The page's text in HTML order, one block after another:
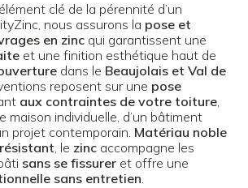
clé de la pérennité d’un
nous assurons la pose et
en zinc qui garantissent une
et une finition esthétique haut de
dans le Beaujolais et Val de
reposent sur une pose
aux contraintes de votre toiture,
maison individuelle, d’un bâtiment
projet contemporain. Matériau noble
résistant, le zinc accompagne les
sans se fissurer et offre une
sans entretien.